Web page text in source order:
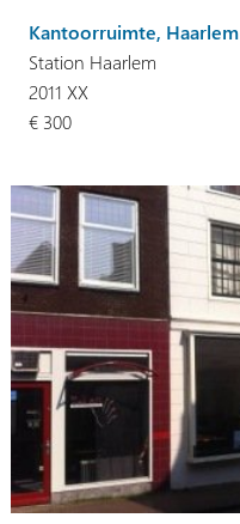
Kantoorruimte, Haarlem
Station Haarlem
2011 XX
€ 300